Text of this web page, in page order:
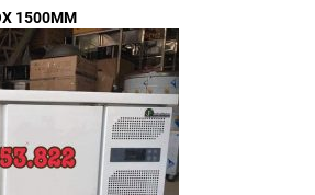
1500MM